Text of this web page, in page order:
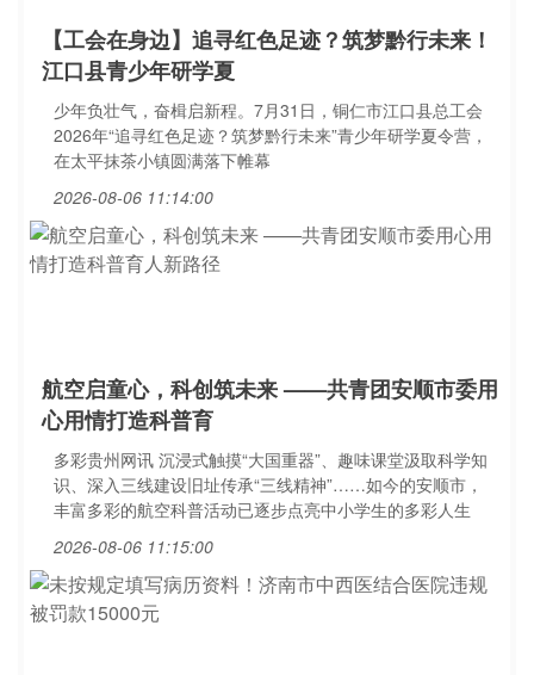
【工会在身边】追寻红色足迹？筑梦黔行未来！
江口县青少年研学夏
少年负壮气，奋楫启新程。7月31日，铜仁市江口县总工会
2026年“追寻红色足迹？筑梦黔行未来”青少年研学夏令营，
在太平抹茶小镇圆满落下帷幕
2026-08-06 11:14:00
航空启童心，科创筑未来 ——共青团安顺市委用
心用情打造科普育
多彩贵州网讯 沉浸式触摸“大国重器”、趣味课堂汲取科学知
识、深入三线建设旧址传承“三线精神”……如今的安顺市，
丰富多彩的航空科普活动已逐步点亮中小学生的多彩人生
2026-08-06 11:15:00